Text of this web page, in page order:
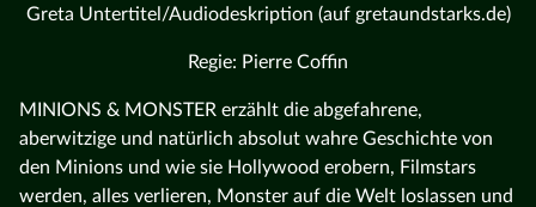
Greta Untertitel/Audiodeskription (auf gretaundstarks.de)
Regie: Pierre Coffin
MINIONS & MONSTER erzählt die abgefahrene,
aberwitzige und natürlich absolut wahre Geschichte von
den Minions und wie sie Hollywood erobern, Filmstars
werden, alles verlieren, Monster auf die Welt loslassen und